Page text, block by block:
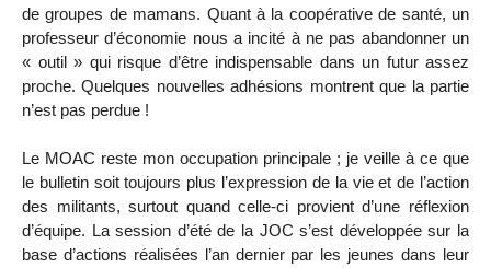
de groupes de mamans. Quant à la coopérative de santé, un
professeur d’économie nous a incité à ne pas abandonner un
« outil » qui risque d’être indispensable dans un futur assez
proche. Quelques nouvelles adhésions montrent que la partie
n’est pas perdue !
Le MOAC reste mon occupation principale ; je veille à ce que
le bulletin soit toujours plus l’expression de la vie et de l’action
des militants, surtout quand celle-ci provient d’une réflexion
d’équipe. La session d’été de la JOC s’est développée sur la
base d’actions réalisées l’an dernier par les jeunes dans leur